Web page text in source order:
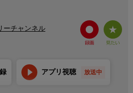
ーチャンネル
アプリ視聴 放送中